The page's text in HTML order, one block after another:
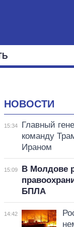
НОВОСТИ
15:34
Главный
команду
Ираном
15:09
В Молдове
БПЛА
14:42